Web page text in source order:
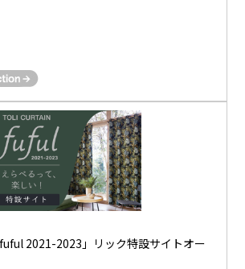
2021-2023」リック特設サイトオー